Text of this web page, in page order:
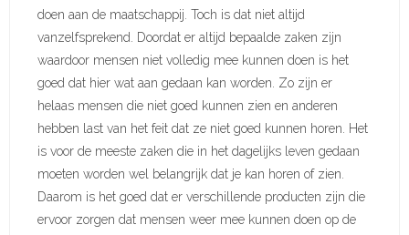
doen aan de maatschappij. Toch is dat niet altijd
vanzelfsprekend. Doordat er altijd bepaalde zaken zijn
waardoor mensen niet volledig mee kunnen doen is het
goed dat hier wat aan gedaan kan worden. Zo zijn er
helaas mensen die niet goed kunnen zien en anderen
hebben last van het feit dat ze niet goed kunnen horen. Het
is voor de meeste zaken die in het dagelijks leven gedaan
moeten worden wel belangrijk dat je kan horen of zien.
Daarom is het goed dat er verschillende producten zijn die
ervoor zorgen dat mensen weer mee kunnen doen op de